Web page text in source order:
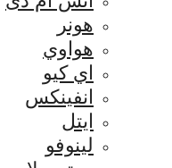
هونر
هواوي
اي كيو
انفينكس
ايتل
لينوفو